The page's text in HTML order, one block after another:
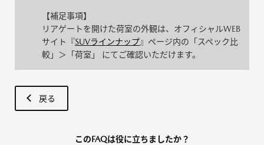
【補足事項】
リアゲートを開けた荷室の外観は、オフィシャルWEB
サイト『SUVラインナップ』ページ内の「スペック比
較」＞「荷室」 にてご確認いただけます。
戻る
このFAQは役に立ちましたか？